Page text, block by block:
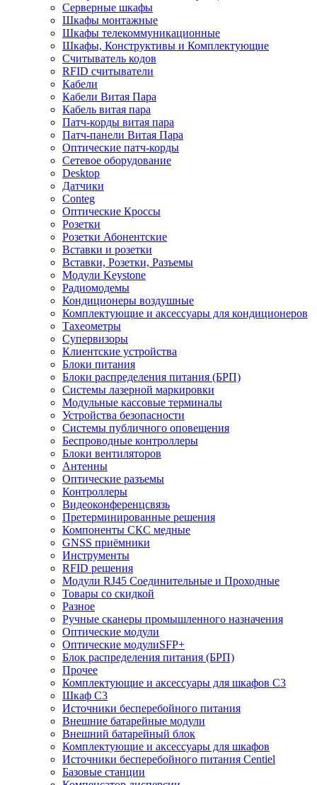
Серверные шкафы
Шкафы монтажные
Шкафы телекоммуникационные
Шкафы, Конструктивы и Комплектующие
Считыватель кодов
RFID считыватели
Кабели
Кабели Витая Пара
Кабель витая пара
Патч-корды витая пара
Патч-панели Витая Пара
Оптические патч-корды
Сетевое оборудование
Desktop
Датчики
Conteg
Оптические Кроссы
Розетки
Розетки Абонентские
Вставки и розетки
Вставки, Розетки, Разъемы
Модули Keystone
Радиомодемы
Кондиционеры воздушные
Комплектующие и аксессуары для кондиционеров
Тахеометры
Супервизоры
Клиентские устройства
Блоки питания
Блоки распределения питания (БРП)
Системы лазерной маркировки
Модульные кассовые терминалы
Устройства безопасности
Системы публичного оповещения
Беспроводные контроллеры
Блоки вентиляторов
Антенны
Оптические разъемы
Контроллеры
Видеоконференцсвязь
Претерминированные решения
Компоненты СКС медные
GNSS приёмники
Инструменты
RFID решения
Модули RJ45 Соединительные и Проходные
Товары со скидкой
Разное
Ручные сканеры промышленного назначения
Оптические модули
Оптические модулиSFP+
Блок распределения питания (БРП)
Прочее
Комплектующие и аксессуары для шкафов C3
Шкаф C3
Источники бесперебойного питания
Внешние батарейные модули
Внешний батарейный блок
Комплектующие и аксессуары для шкафов
Источники бесперебойного питания Centiel
Базовые станции